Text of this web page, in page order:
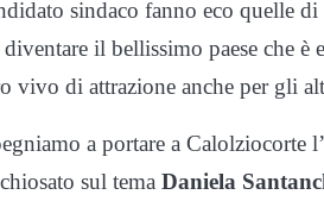
sindaco fanno eco quelle di
il bellissimo paese che è
vivo di attrazione anche per gli
a portare a Calolziocorte
sul tema Daniela